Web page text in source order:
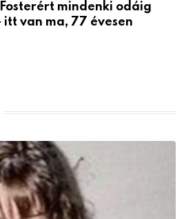
mindenki odáig
itt van ma, 77 évesen